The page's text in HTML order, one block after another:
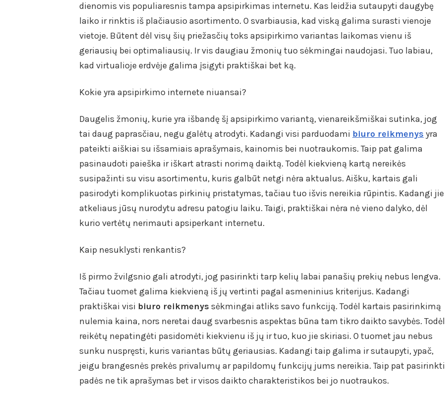
dienomis vis populiaresnis tampa apsipirkimas internetu. Kas leidžia sutaupyti daugybę
laiko ir rinktis iš plačiausio asortimento. O svarbiausia, kad viską galima surasti vienoje
vietoje. Būtent dėl visų šių priežasčių toks apsipirkimo variantas laikomas vienu iš
geriausių bei optimaliausių. Ir vis daugiau žmonių tuo sėkmingai naudojasi. Tuo labiau,
kad virtualioje erdvėje galima įsigyti praktiškai bet ką.
Kokie yra apsipirkimo internete niuansai?
Daugelis žmonių, kurie yra išbandę šį apsipirkimo variantą, vienareikšmiškai sutinka, jog
tai daug paprasčiau, negu galėtų atrodyti. Kadangi visi parduodami biuro reikmenys yra
pateikti aiškiai su išsamiais aprašymais, kainomis bei nuotraukomis. Taip pat galima
pasinaudoti paieška ir iškart atrasti norimą daiktą. Todėl kiekvieną kartą nereikės
susipažinti su visu asortimentu, kuris galbūt netgi nėra aktualus. Aišku, kartais gali
pasirodyti komplikuotas pirkinių pristatymas, tačiau tuo išvis nereikia rūpintis. Kadangi jie
atkeliaus jūsų nurodytu adresu patogiu laiku. Taigi, praktiškai nėra nė vieno dalyko, dėl
kurio vertėtų nerimauti apsiperkant internetu.
Kaip nesuklysti renkantis?
Iš pirmo žvilgsnio gali atrodyti, jog pasirinkti tarp kelių labai panašių prekių nebus lengva.
Tačiau tuomet galima kiekvieną iš jų vertinti pagal asmeninius kriterijus. Kadangi
praktiškai visi biuro reikmenys sėkmingai atliks savo funkciją. Todėl kartais pasirinkimą
nulemia kaina, nors neretai daug svarbesnis aspektas būna tam tikro daikto savybės. Todėl
reikėtų nepatingėti pasidomėti kiekvienu iš jų ir tuo, kuo jie skiriasi. O tuomet jau nebus
sunku nuspręsti, kuris variantas būtų geriausias. Kadangi taip galima ir sutaupyti, ypač,
jeigu brangesnės prekės privalumų ar papildomų funkcijų jums nereikia. Taip pat pasirinkti
padės ne tik aprašymas bet ir visos daikto charakteristikos bei jo nuotraukos.